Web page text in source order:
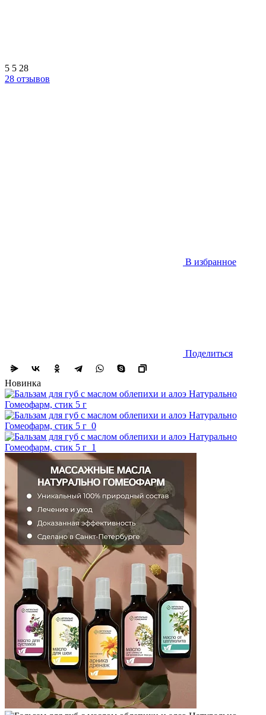
5 5 28
28 отзывов
В избранное
Поделиться
Новинка